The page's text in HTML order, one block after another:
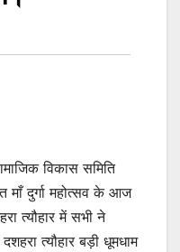
विकास समिति
माँ दुर्गा महोत्सव के आज
त्यौहार में सभी ने
त्यौहार बड़ी धूमधाम